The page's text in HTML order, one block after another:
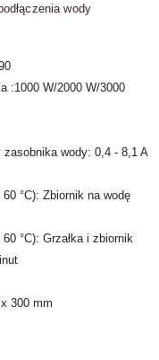
wody
:1000 W/2000 W/3000
zasobnika wody: 0,4 - 8,1 A
°C): Zbiornik na wodę
°C): Grzałka i zbiornik
300 mm